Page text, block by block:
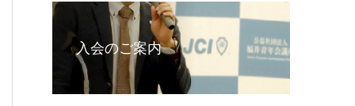
入会のご案内